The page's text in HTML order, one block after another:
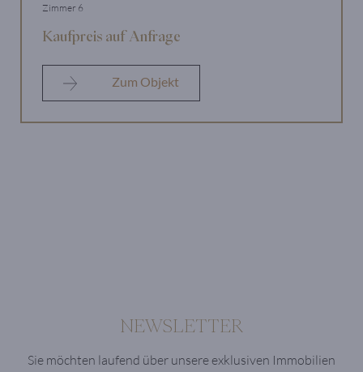
Zimmer 6
Kaufpreis auf Anfrage
Zum Objekt
NEWSLETTER
Sie möchten laufend über unsere exklusiven Immobilien